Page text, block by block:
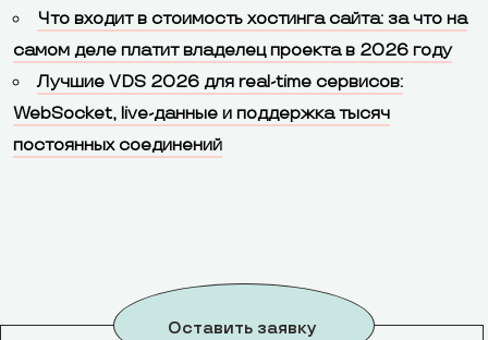
Что входит в стоимость хостинга сайта: за что на
самом деле платит владелец проекта в 2026 году
Лучшие VDS 2026 для real-time сервисов:
WebSocket, live-данные и поддержка тысяч
постоянных соединений
Оставить заявку